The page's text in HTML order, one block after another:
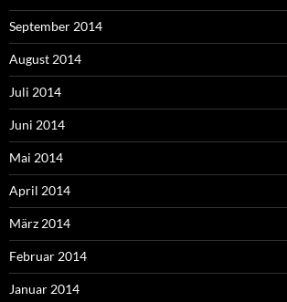
September 2014
August 2014
Juli 2014
Juni 2014
Mai 2014
April 2014
März 2014
Februar 2014
Januar 2014